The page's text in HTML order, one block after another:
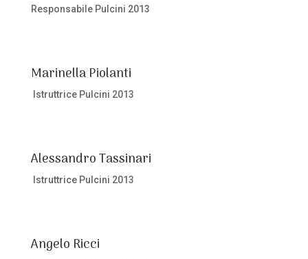
Responsabile Pulcini 2013
Marinella Piolanti
Istruttrice Pulcini 2013
Alessandro Tassinari
Istruttrice Pulcini 2013
Angelo Ricci